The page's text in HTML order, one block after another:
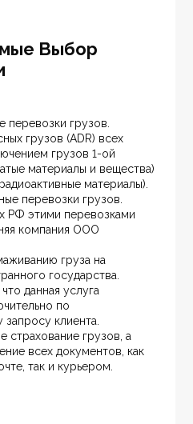
Выбор
перевозки грузов.
грузов (ADR) всех
грузов 1-ой
материалы и вещества)
материалы).
перевозки грузов.
РФ этими перевозками
компания ООО
груза на
государства.
данная услуга
по
запросу клиента.
страхование грузов, а
всех документов, как
так и курьером.